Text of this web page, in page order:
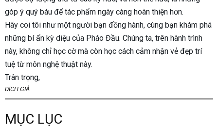
góp ý quý báu để tác phẩm ngày càng hoàn thiện hơn.
Hãy coi tôi như một người bạn đồng hành, cùng bạn khám phá
những bí ẩn kỳ diệu của Pháo Đầu. Chúng ta, trên hành trình
này, không chỉ học cờ mà còn học cách cảm nhận vẻ đẹp trí
tuệ từ môn nghệ thuật này.
Trân trọng,
DỊCH GIẢ
MỤC LỤC